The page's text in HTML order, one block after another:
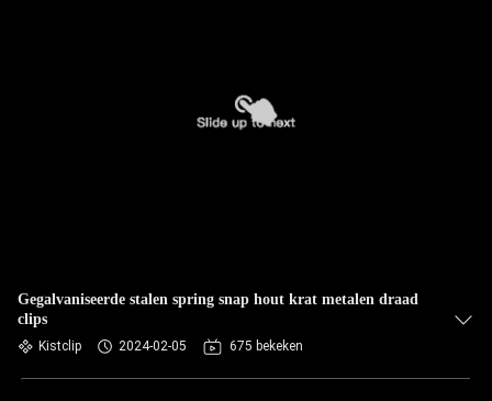
Gegalvaniseerde stalen spring snap hout krat metalen draad
clips
Kistclip 2024-02-05 675 bekeken